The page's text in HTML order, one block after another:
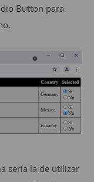
Button para
sería la de utilizar